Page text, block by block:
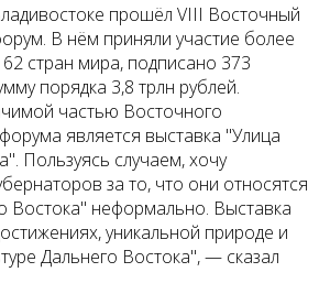
прошёл VIII Восточный
В нём приняли участие более
стран мира, подписано 373
порядка 3,8 трлн рублей.
частью Восточного
является выставка "Улица
Пользуясь случаем, хочу
за то, что они относятся
Востока" неформально. Выставка
уникальной природе и
Дальнего Востока", — сказал